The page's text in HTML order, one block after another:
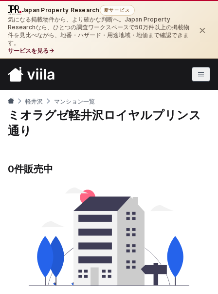
Japan Property Research 新サービス
気になる掲載物件から、より確かな判断へ。Japan Property
Researchなら、ひとつの調査ワークスペースで50万件以上の掲載物
件を見比べながら、地番・ハザード・用途地域・地価まで確認できま
す。
サービスを見る →
×
軽井沢 マンション一覧
ミオラグゼ軽井沢ロイヤルプリンス
通り
0件販売中